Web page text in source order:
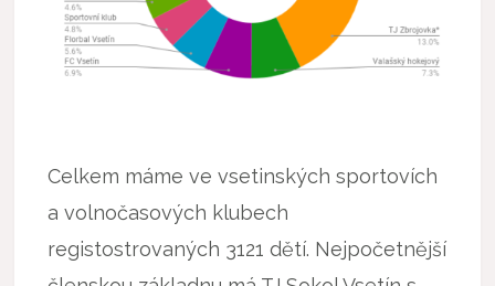
Celkem máme ve vsetinských sportovích
a volnočasových klubech
registostrovaných 3121 dětí. Nejpočetnější